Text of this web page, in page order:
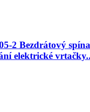
2 Bezdrátový
elektrické